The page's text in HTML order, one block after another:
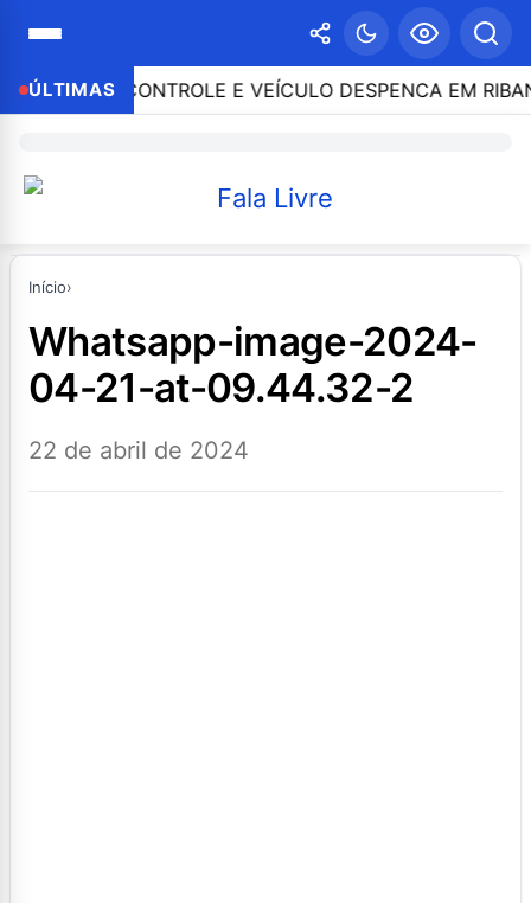
ÚLTIMAS
O CONTROLE E VEÍCULO DESPENCA EM
Início›
whatsapp-image-2024-
04-21-at-09.44.32-2
22 de abril de 2024